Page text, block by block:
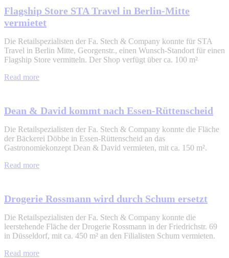
Flagship Store STA Travel in Berlin-Mitte
vermietet
Die Retailspezialisten der Fa. Stech & Company konnte für STA
Travel in Berlin Mitte, Georgenstr., einen Wunsch-Standort für einen
Flagship Store vermitteln. Der Shop verfügt über ca. 100 m²
Read more
Dean & David kommt nach Essen-Rüttenscheid
Die Retailspezialisten der Fa. Stech & Company konnte die Fläche
der Bäckerei Döbbe in Essen-Rüttenscheid an das
Gastronomiekonzept Dean & David vermieten, mit ca. 150 m².
Read more
Drogerie Rossmann wird durch Schum ersetzt
Die Retailspezialisten der Fa. Stech & Company konnte die
leerstehende Fläche der Drogerie Rossmann in der Friedrichstr. 69
in Düsseldorf, mit ca. 450 m² an den Filialisten Schum vermieten.
Read more